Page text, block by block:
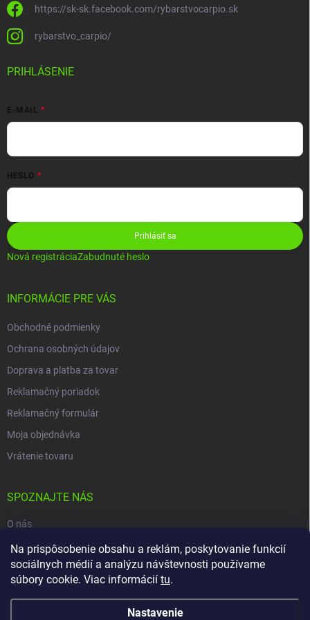
Na prispôsobenie obsahu a reklám, poskytovanie funkcií
sociálnych médií a analýzu návštevnosti používame
súbory cookie. Viac informácií tu.
Nastavenie
https://sk-sk.facebook.com/rybarstvocarpio.sk
rybarstvo_carpio/
PRIHLÁSENIE
E-MAIL
HESLO
Prihlásiť sa
Nová registráciaZabudnuté heslo
INFORMÁCIE PRE VÁS
Obchodné podmienky
Ochrana osobných údajov
Doprava a platba za tovar
Reklamačný poriadok
Reklamačný formulár
Moja objednávka
Vrátenie tovaru
SPOZNAJTE NÁS
O nás
Naša predajňa
Kontakty